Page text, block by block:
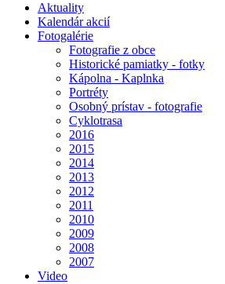
Aktuality
Kalendár akcií
Fotogalérie
Fotografie z obce
Historické pamiatky - fotky
Kápolna - Kaplnka
Portréty
Osobný prístav - fotografie
Cyklotrasa
2016
2015
2014
2013
2012
2011
2010
2009
2008
2007
Video